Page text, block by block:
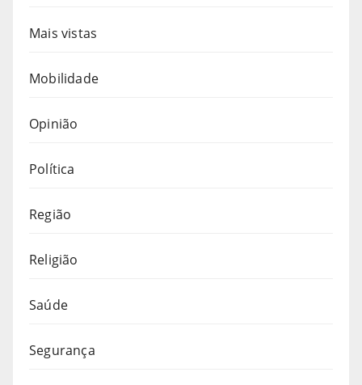
Mais vistas
Mobilidade
Opinião
Política
Região
Religião
Saúde
Segurança